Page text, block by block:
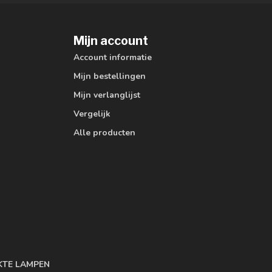
LAMPEN
Mijn account
Account informatie
Mijn bestellingen
Mijn verlanglijst
Vergelijk
Alle producten